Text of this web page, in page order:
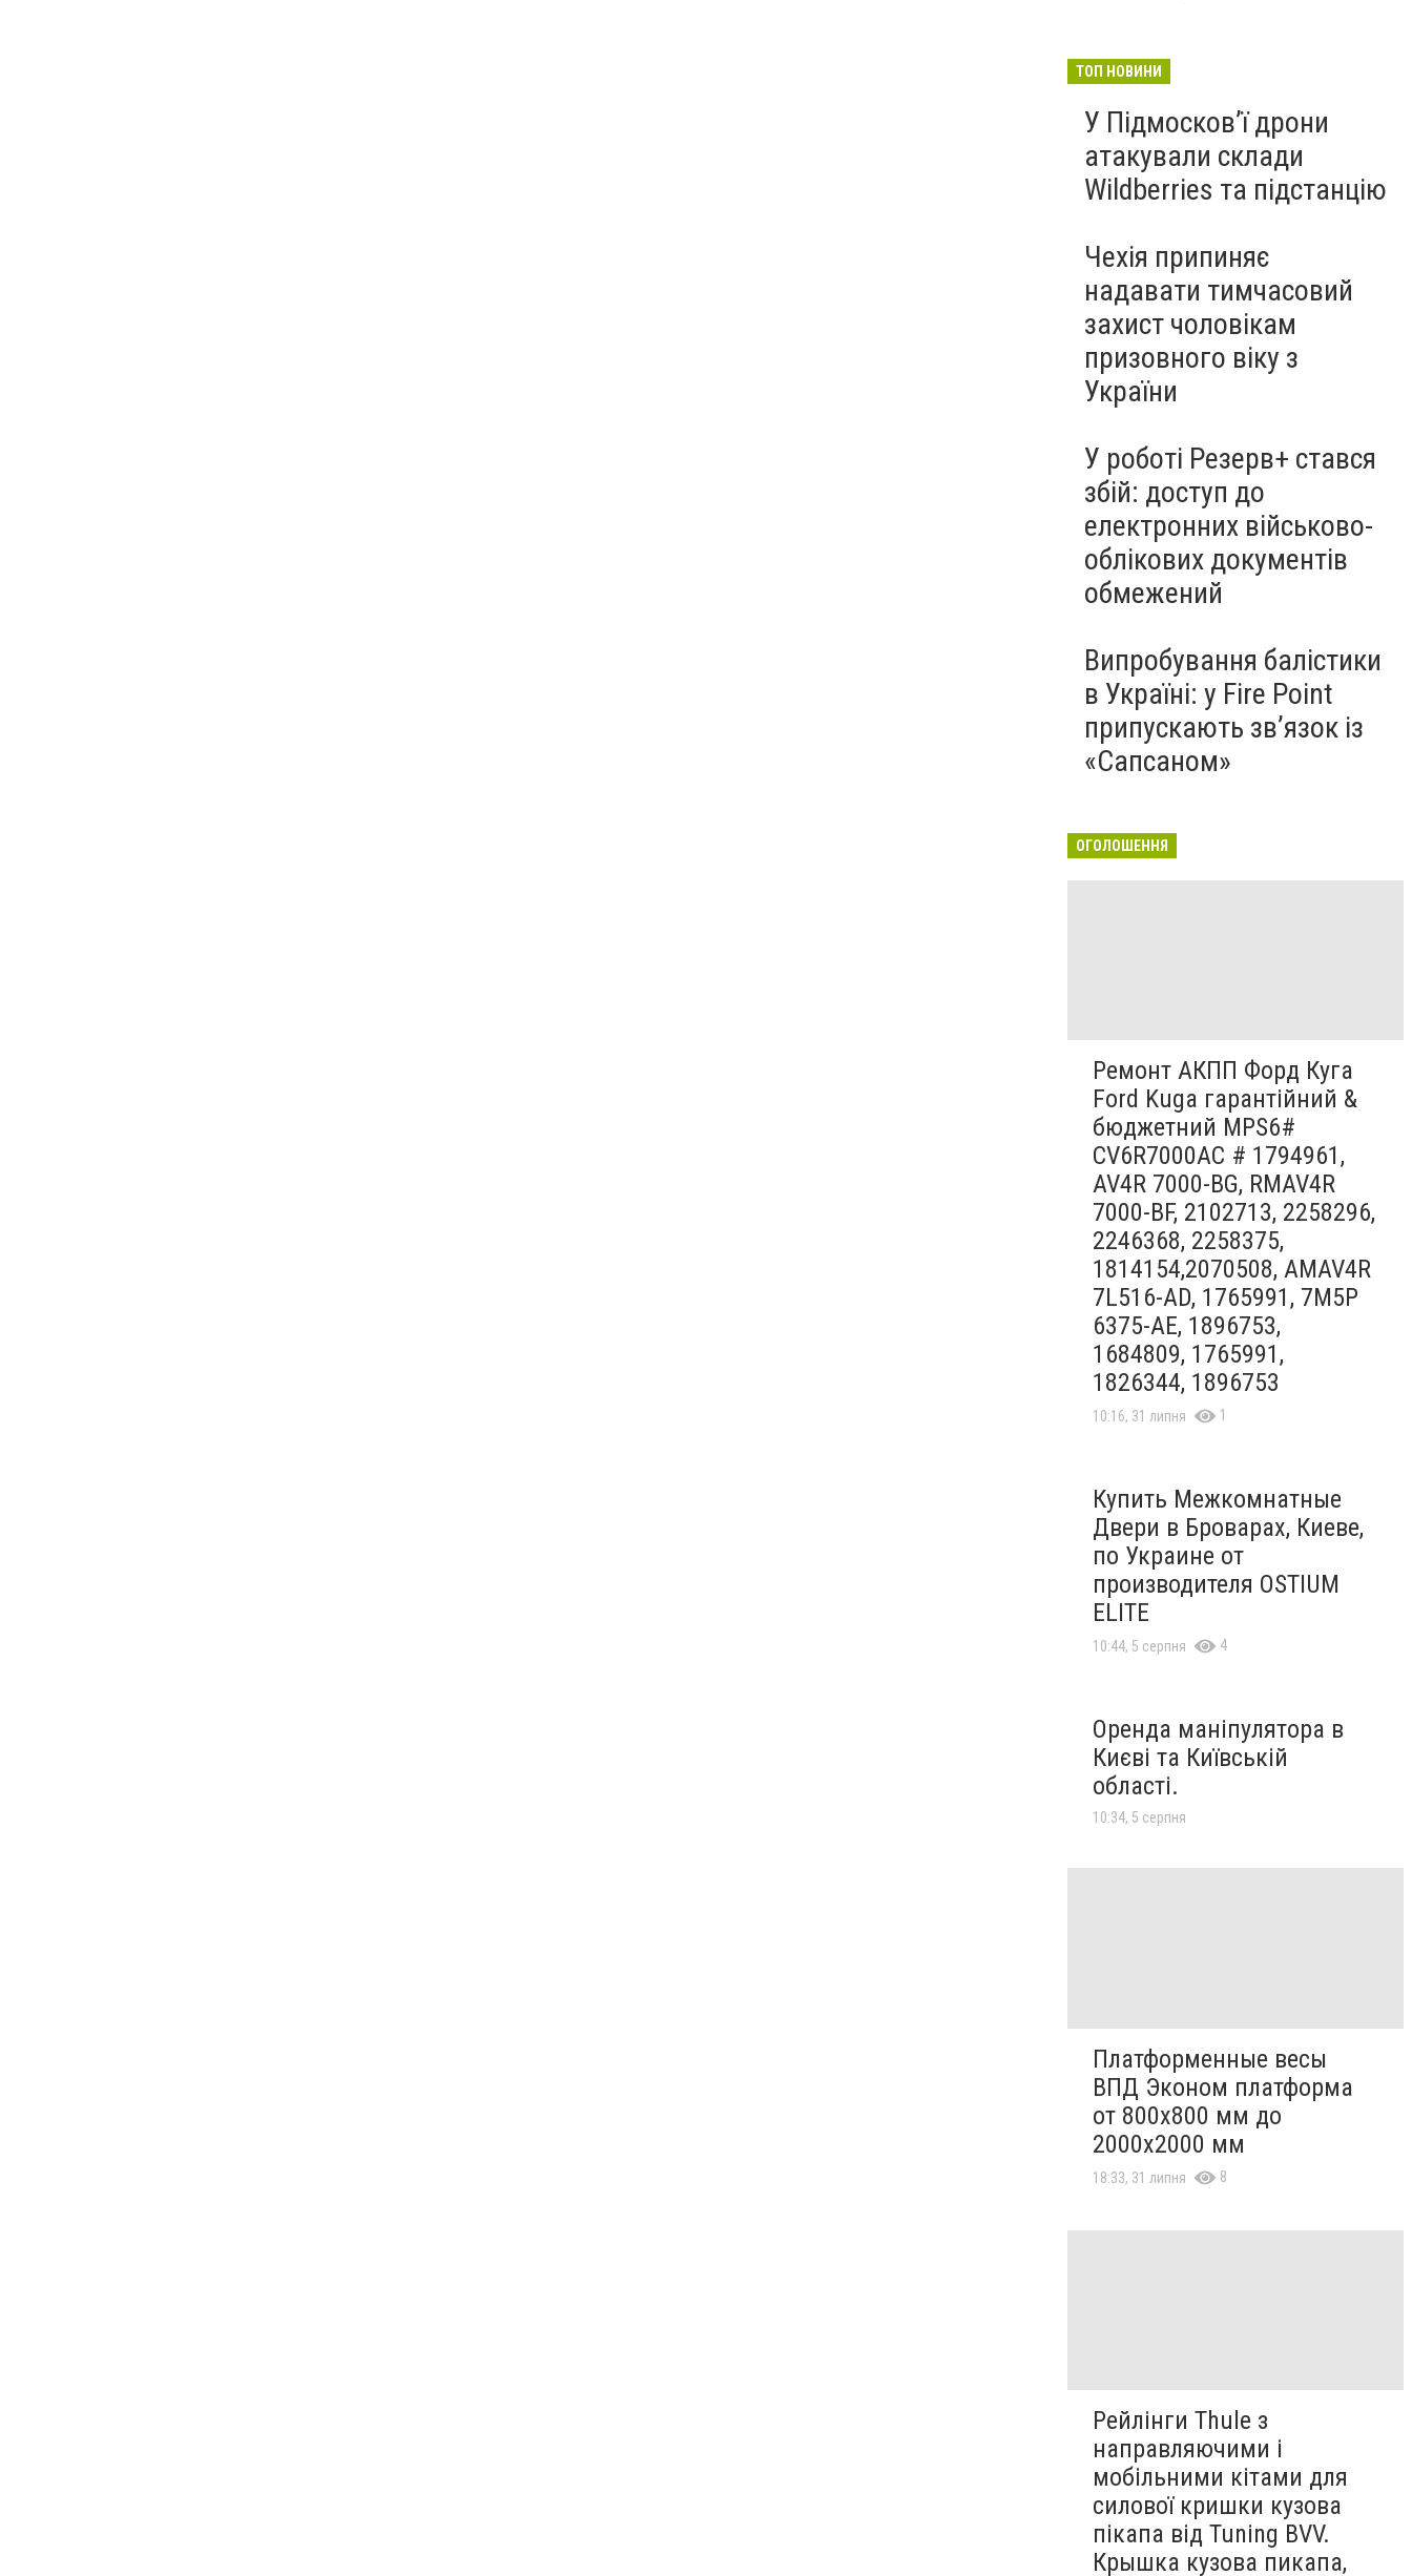
ТОП НОВИНИ
У Підмосков’ї дрони
атакували склади
Wildberries та підстанцію
Чехія припиняє
надавати тимчасовий
захист чоловікам
призовного віку з
України
У роботі Резерв+ стався
збій: доступ до
електронних військово-
облікових документів
обмежений
Випробування балістики
в Україні: у Fire Point
припускають зв’язок із
«Сапсаном»
ОГОЛОШЕННЯ
Ремонт АКПП Форд Куга
Ford Kuga гарантійний &
бюджетний MPS6#
CV6R7000AC # 1794961,
AV4R 7000-BG, RMAV4R
7000-BF, 2102713, 2258296,
2246368, 2258375,
1814154,2070508, AMAV4R
7L516-AD, 1765991, 7M5P
6375-AE, 1896753,
1684809, 1765991,
1826344, 1896753
10:16, 31 липня 1
Купить Межкомнатные
Двери в Броварах, Киеве,
по Украине от
производителя OSTIUM
ELITE
10:44, 5 серпня 4
Оренда маніпулятора в
Києві та Київській
області.
10:34, 5 серпня
Платформенные весы
ВПД Эконом платформа
от 800х800 мм до
2000х2000 мм
18:33, 31 липня 8
Рейлінги Thule з
направляючими і
мобільними кітами для
силової кришки кузова
пікапа від Tuning BVV.
Крышка кузова пикапа,